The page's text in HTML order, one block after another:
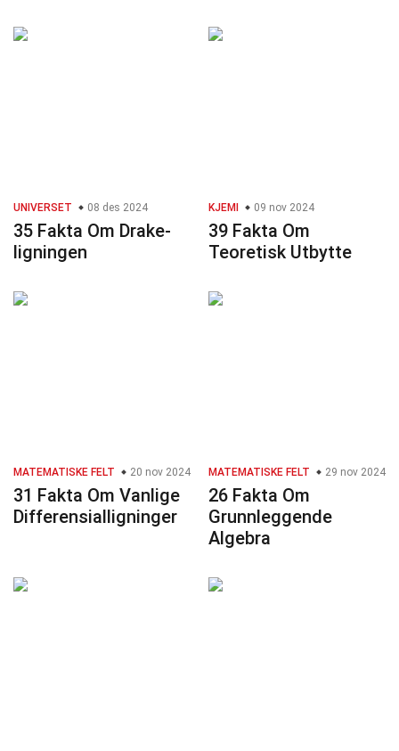
UNIVERSET 08 des 2024
35 Fakta Om Drake-
ligningen
KJEMI 09 nov 2024
39 Fakta Om
Teoretisk Utbytte
MATEMATISKE FELT 20 nov 2024
31 Fakta Om Vanlige
Differensialligninger
MATEMATISKE FELT 29 nov 2024
26 Fakta Om
Grunnleggende
Algebra